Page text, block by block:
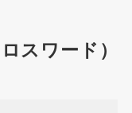
スワード）